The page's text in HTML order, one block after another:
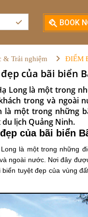
BOOK
& Trải nghiệm ĐIỂM
của bãi biển
Long là một trong
trong và ngoài
là một trong những
lịch Quảng Ninh.
của bãi biển
là một trong những
ngoài nước. Nơi đây
tuyệt đẹp của vùng